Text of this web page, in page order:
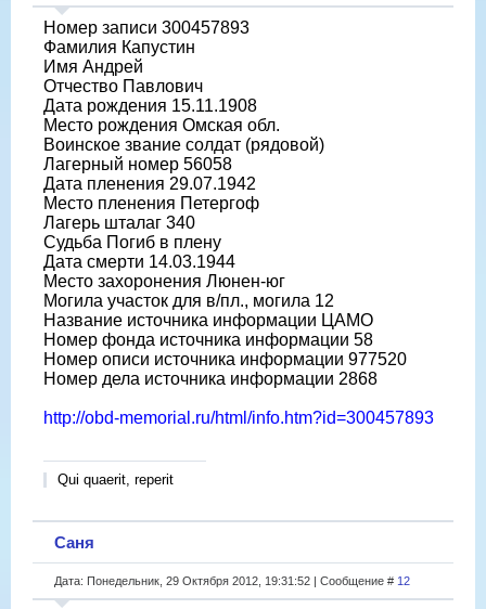
Номер записи 300457893
Фамилия Капустин
Имя Андрей
Отчество Павлович
Дата рождения 15.11.1908
Место рождения Омская обл.
Воинское звание солдат (рядовой)
Лагерный номер 56058
Дата пленения 29.07.1942
Место пленения Петергоф
Лагерь шталаг 340
Судьба Погиб в плену
Дата смерти 14.03.1944
Место захоронения Люнен-юг
Могила участок для в/пл., могила 12
Название источника информации ЦАМО
Номер фонда источника информации 58
Номер описи источника информации 977520
Номер дела источника информации 2868
http://obd-memorial.ru/html/info.htm?id=300457893
Qui quaerit, reperit
Саня
Дата: Понедельник, 29 Октября 2012, 19:31:52 | Сообщение # 12